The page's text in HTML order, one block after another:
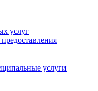
услуг
услуги